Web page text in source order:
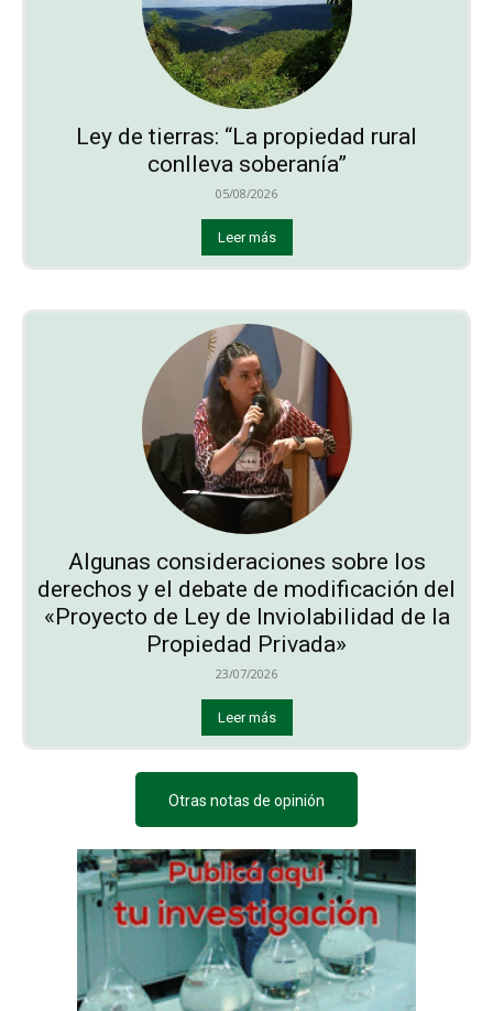
Ley de tierras: “La propiedad rural
conlleva soberanía”
05/08/2026
Leer más
Algunas consideraciones sobre los
derechos y el debate de modificación del
«Proyecto de Ley de Inviolabilidad de la
Propiedad Privada»
23/07/2026
Leer más
Otras notas de opinión